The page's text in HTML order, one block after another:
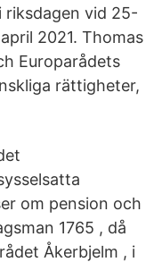
riksdagen vid 25-
2021. Thomas
Europarådets
rättigheter,
om pension och
1765 , då
Åkerbjelm , i